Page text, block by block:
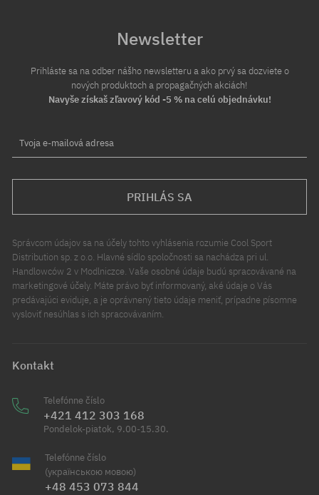
Newsletter
Prihláste sa na odber nášho newsletteru a ako prvý sa dozviete o
nových produktoch a propagačných akciách!
Navyše získaš zľavový kód -5 % na celú objednávku!
Tvoja e-mailová adresa
PRIHLÁS SA
Správcom údajov sa na účely tohto vyhlásenia rozumie Cool Sport
Distribution sp. z o.o. Hlavné sídlo spoločnosti sa nachádza pri ul.
Handlowców 2 v Modlniczce. Vaše osobné údaje budú spracovávané na
marketingové účely. Máte právo byť informovaný, aké údaje o Vás
predávajúci eviduje, a je oprávnený tieto údaje meniť, prípadne písomne
vysloviť nesúhlas s ich spracovávaním.
Kontakt
Telefónne číslo
+421 412 303 168
Pondelok-piatok, 9.00-15.30.
Telefónne číslo
(українською мовою)
+48 453 073 844